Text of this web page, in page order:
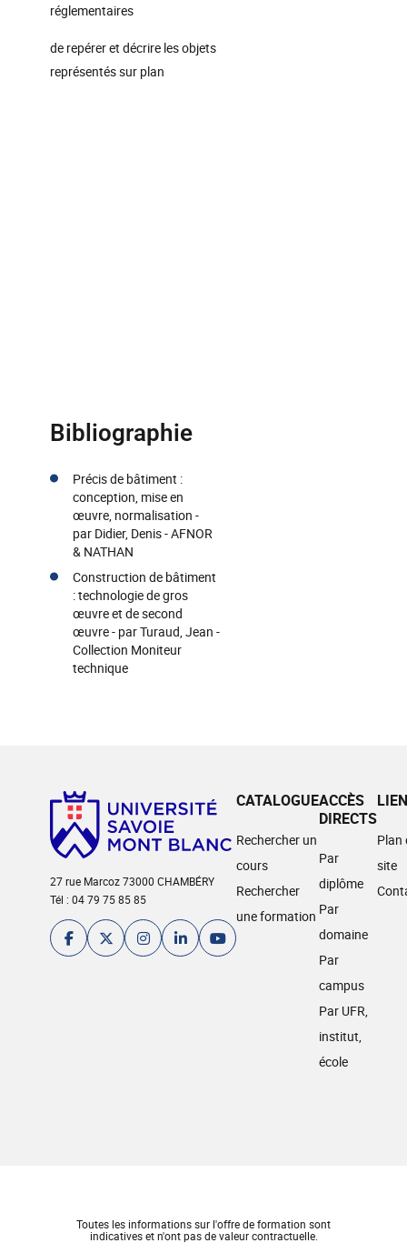
réglementaires
de repérer et décrire les objets
représentés sur plan
Bibliographie
Précis de bâtiment :
conception, mise en
œuvre, normalisation -
par Didier, Denis - AFNOR
& NATHAN
Construction de bâtiment
: technologie de gros
œuvre et de second
œuvre - par Turaud, Jean -
Collection Moniteur
technique
27 rue Marcoz 73000 CHAMBÉRY
Tél : 04 79 75 85 85
CATALOGUE
Rechercher un
cours
Rechercher
une formation
ACCÈS
DIRECTS
Par
diplôme
Par
domaine
Par
campus
Par UFR,
institut,
école
Plan
site
Toutes les informations sur l'offre de formation sont
indicatives et n'ont pas de valeur contractuelle.